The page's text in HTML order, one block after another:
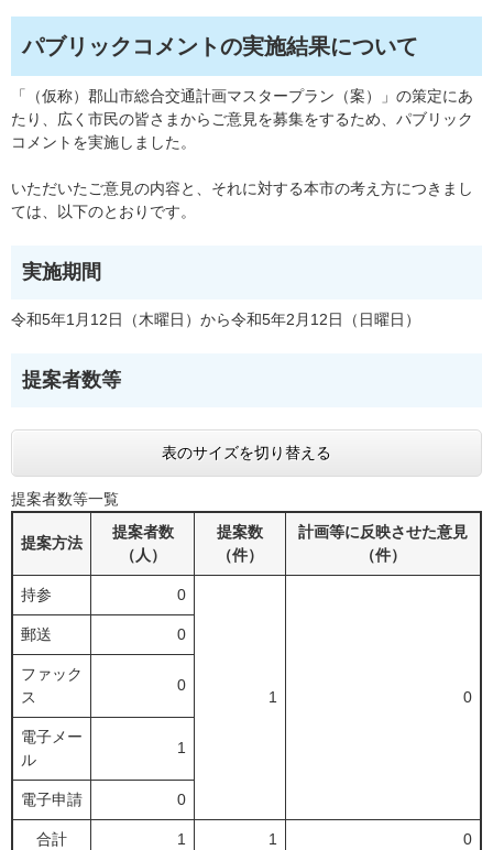
パブリックコメントの実施結果について
「（仮称）郡山市総合交通計画マスタープラン（案）」の策定にあ
たり、広く市民の皆さまからご意見を募集をするため、パブリック
コメントを実施しました。
いただいたご意見の内容と、それに対する本市の考え方につきまし
ては、以下のとおりです。
実施期間
令和5年1月12日（木曜日）から令和5年2月12日（日曜日）
提案者数等
表のサイズを切り替える
提案者数等一覧
提案方法
提案者数
（人）
提案数
（件）
計画等に反映させた意見
（件）
持参 0
1 0
郵送 0
ファック
ス
0
電子メー
ル
1
電子申請 0
合計 1 1 0